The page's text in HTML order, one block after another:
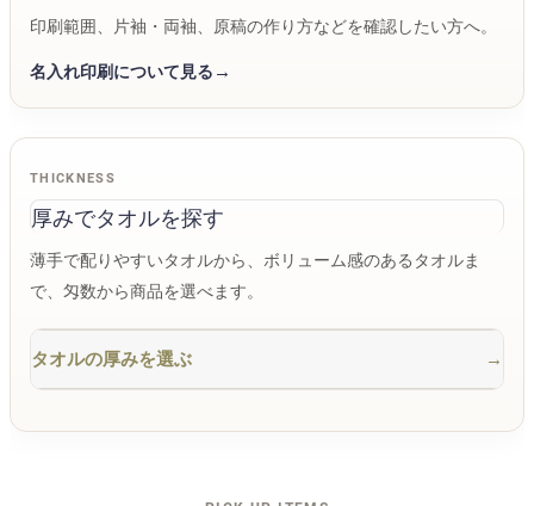
印刷範囲、片袖・両袖、原稿の作り方などを確認したい方へ。
名入れ印刷について見る
THICKNESS
厚みでタオルを探す
薄手で配りやすいタオルから、ボリューム感のあるタオルま
で、匁数から商品を選べます。
タオルの厚みを選ぶ →